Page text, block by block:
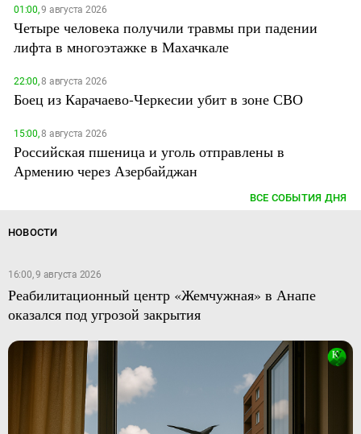
01:00,9 августа 2026
Четыре человека получили травмы при падении
лифта в многоэтажке в Махачкале
22:00,8 августа 2026
Боец из Карачаево-Черкесии убит в зоне СВО
15:00,8 августа 2026
Российская пшеница и уголь отправлены в
Армению через Азербайджан
ВСЕ СОБЫТИЯ ДНЯ
НОВОСТИ
16:00, 9 августа 2026
Реабилитационный центр «Жемчужная» в Анапе
оказался под угрозой закрытия